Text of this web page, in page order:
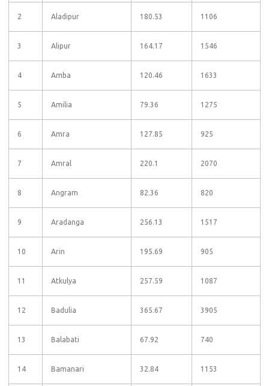
2 Aladipur 180.53 1106
3 Alipur 164.17 1546
4 Amba 120.46 1633
5 Amilia 79.36 1275
6 Amra 127.85 925
7 Amral 220.1 2070
8 Angram 82.36 820
9 Aradanga 256.13 1517
10 Arin 195.69 905
11 Atkulya 257.59 1087
12 Badulia 365.67 3905
13 Balabati 67.92 740
14 Bamanari 32.84 1153